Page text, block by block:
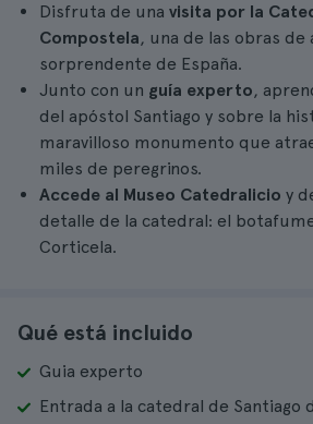
Disfruta de una visita por la
Compostela, una de las obras
sorprendente de España.
Junto con un guía experto,
del apóstol Santiago y sobre la
maravilloso monumento que
miles de peregrinos.
Accede al Museo Catedralicio y
detalle de la catedral: el
Corticela.
Qué está incluido
Guia experto
Entrada a la catedral de Santiago